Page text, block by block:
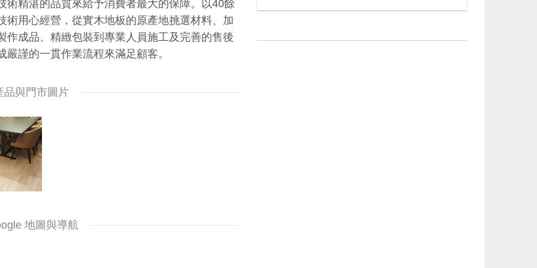
術精湛的品質來給予消費者最大的保障。以40餘
術用心經營，從實木地板的原產地挑選材料、加
作成品、精緻包裝到專業人員施工及完善的售後
嚴謹的一貫作業流程來滿足顧客。
品與門市圖片
地圖與導航